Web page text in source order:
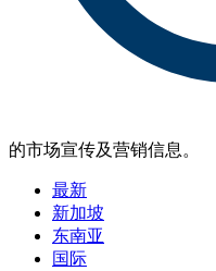
的市场宣传及营销信息。
最新
新加坡
东南亚
国际